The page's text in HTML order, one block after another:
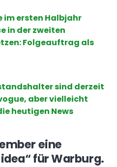
im ersten Halbjahr
in der zweiten
Folgeauftrag als
sind derzeit
aber vielleicht
heutigen News
eine
für Warburg.